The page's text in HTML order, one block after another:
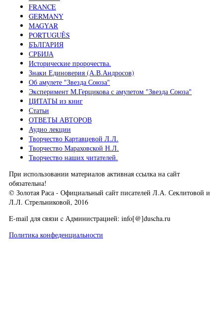
FRANCE
GERMANY
MAGYAR
PORTUGUÊS
БЪЛГАРИЯ
СРБИЈА
Исторические пророчества.
Знаки Единоверия (А.В.Андросов)
Об амулете "Звезда Союза"
Эксперимент М.Герцикова с амулетом "Звезда Союза"
ЦИТАТЫ из книг
Статьи
ОТВЕТЫ АВТОРОВ
Аудио лекции
Творчество Картавцевой Л.Л.
Творчество Мараховской Н.Л.
Творчество наших читателей.
При использовании материалов активная ссылка на сайт
обязательна!
© Золотая Раса - Официальный сайт писателей Л.А. Секлитовой и
Л.Л. Стрельниковой, 2016
E-mail для связи c Администрацией: info[@]duscha.ru
Политика конфеденциальности